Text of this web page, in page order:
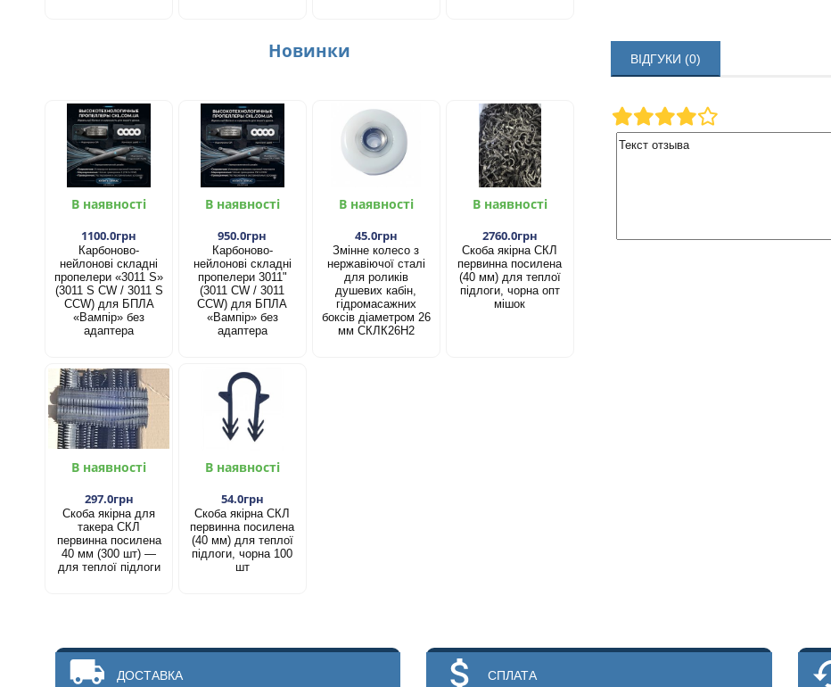
Новинки
В наявності
1100.0грн
Карбоново-
нейлонові складні
пропелери «3011 S»
(3011 S CW / 3011 S
CCW) для БПЛА
«Вампір» без
адаптера
В наявності
950.0грн
Карбоново-
нейлонові складні
пропелери 3011"
(3011 CW / 3011
CCW) для БПЛА
«Вампір» без
адаптера
В наявності
45.0грн
Змінне колесо з
нержавіючої сталі
для роликів
душевих кабін,
гідромасажних
боксів діаметром 26
мм СКЛК26Н2
В наявності
2760.0грн
Скоба якірна СКЛ
первинна посилена
(40 мм) для теплої
підлоги, чорна опт
мішок
В наявності
297.0грн
Скоба якірна для
такера СКЛ
первинна посилена
40 мм (300 шт) —
для теплої підлоги
В наявності
54.0грн
Скоба якірна СКЛ
первинна посилена
(40 мм) для теплої
підлоги, чорна 100
шт
ВІДГУКИ (0)
ДОСТАВКА СПЛАТА